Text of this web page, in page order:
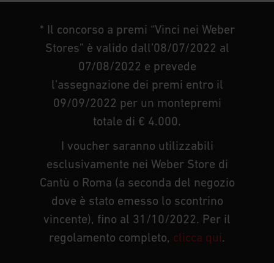
* Il concorso a premi “Vinci nei Weber
Stores” è valido dall’08/07/2022 al
07/08/2022 e prevede
l’assegnazione dei premi entro il
09/09/2022 per un montepremi
totale di € 4.000.
I voucher saranno utilizzabili
esclusivamente nei Weber Store di
Cantù o Roma (a seconda del negozio
dove è stato emesso lo scontrino
vincente), fino al 31/10/2022. Per il
regolamento completo, clicca qui.